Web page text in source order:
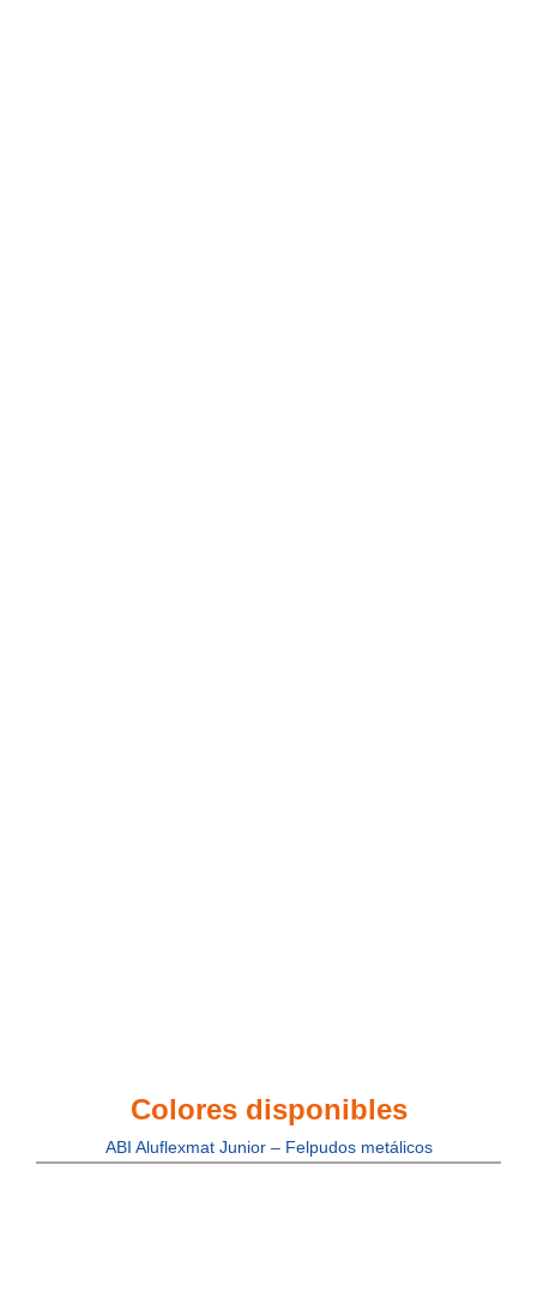
Colores disponibles
ABI Aluflexmat Junior – Felpudos metálicos